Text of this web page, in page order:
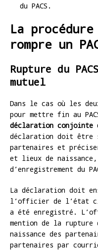
du PACS.
La
rompre un
Rupture du
mutuel
Dans le cas où les
pour mettre fin au
déclaration conjointe
déclaration doit être
partenaires et
et lieux de
d’enregistrement du
La déclaration doit
l’officier de l’état
a été enregistré.
mention de la rupture
naissance des
partenaires par